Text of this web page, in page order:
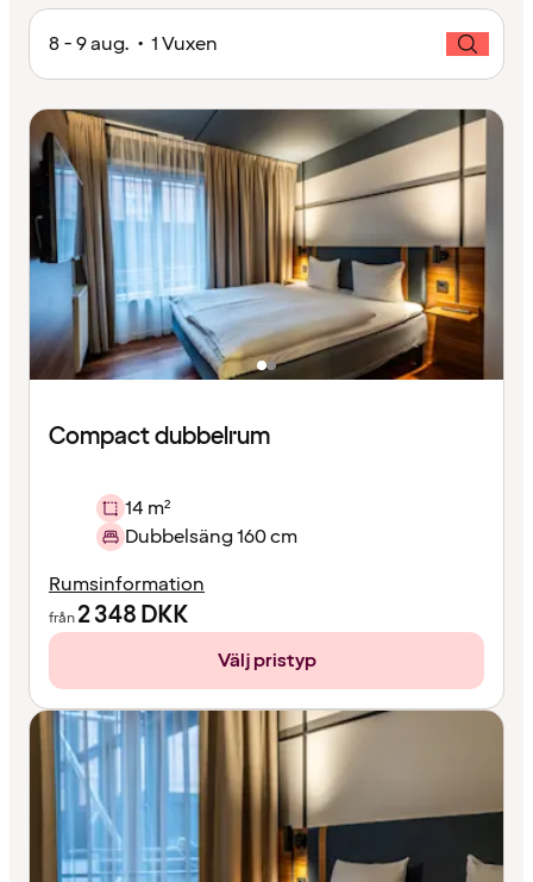
8 - 9 aug. • 1 Vuxen
Compact dubbelrum
14 m²
Dubbelsäng 160 cm
Rumsinformation
från2 348DKK
Välj pristyp